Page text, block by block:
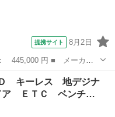
提携サイト 8月2日
グレード名： Ｌ スマ
ム ＡＢＳ エアコン パ
Ｄ キーレス 地デジナ
ア ＥＴＣ ベンチ…